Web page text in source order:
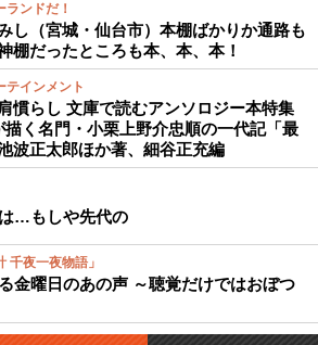
ンドだ！
し（宮城・仙台市）本棚ばかりか通路も
棚だったところも本、本、本！
テインメント
慣らし 文庫で読むアンソロジー本特集
描く名門・小栗上野介忠順の一代記「最
波正太郎ほか著、細谷正充編
は…もしや先代の
千夜一夜物語」
金曜日のあの声 ～聴覚だけではおぼつ